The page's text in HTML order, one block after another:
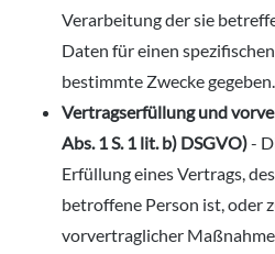
Verarbeitung der sie
Daten für einen
bestimmte Zwecke gegeben.
Vertragserfüllung und
Abs. 1 S. 1 lit. b) DSGVO)-
Erfüllung eines Vertrags,
betroffene Person ist, oder
vorvertraglicher